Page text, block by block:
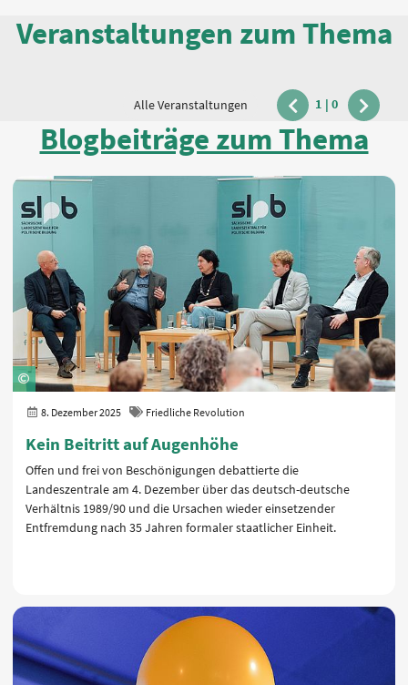
Veranstaltungen zum Thema
Alle Veranstaltungen
vorherige
1 | 0
nächste
Blogbeiträge zum Thema
8. Dezember 2025 Friedliche Revolution
Kein Beitritt auf Augenhöhe
Offen und frei von Beschönigungen debattierte die
Landeszentrale am 4. Dezember über das deutsch-deutsche
Verhältnis 1989/90 und die Ursachen wieder einsetzender
Entfremdung nach 35 Jahren formaler staatlicher Einheit.